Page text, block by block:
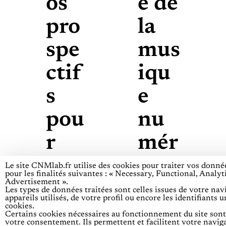
Le site CNMlab.fr utilise des cookies pour traiter vos
pour les finalités suivantes : « Necessary, Functional,
Advertisement ». ​
Les types de données traitées sont celles issues de votre
appareils utilisés, de votre profil ou encore les identifiants
cookies. ​
Certains cookies nécessaires au fonctionnement du site sont
votre consentement. Ils permettent et facilitent votre
os
pro
spe
ctif
s
pou
r
orie
nte
r la
e de
la
mus
iqu
e
nu
mér
iqu
e
Mesu